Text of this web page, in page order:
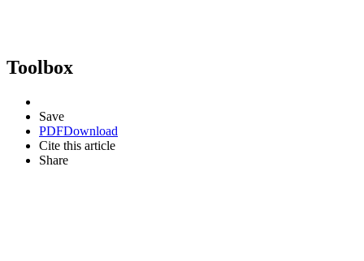
Toolbox
Save
PDFDownload
Cite this article
Share